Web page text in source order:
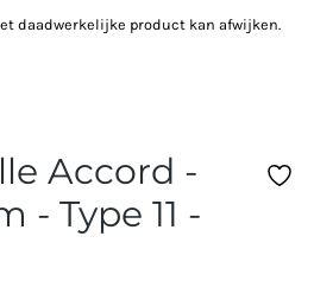
daadwerkelijke product kan afwijken.
Accord -
- Type 11 -